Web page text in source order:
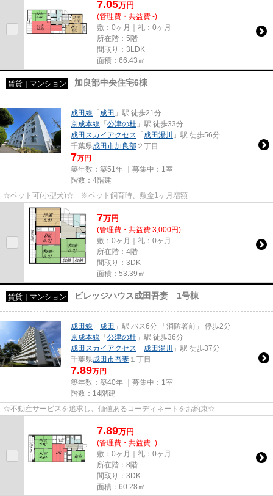
7.05万円
(管理費・共益費 -)
敷：0ヶ月｜礼：0ヶ月
所在階：5階
間取り：3LDK
面積：66.43㎡
賃貸｜マンション 加良部中央住宅6棟
成田線 「成田 」駅 徒歩21分
京成本線 「公津の杜 」駅 徒歩33分
成田スカイアクセス
「成田湯川
」駅 徒歩56分
千葉県成田市加良部 ２丁目
7万円
築年数：築51年 ｜募集中： 1室
階数：4階建
☆ペット可(小型犬)☆ ※ペット飼育時、敷金1ヶ月増額
7万円
(管理費・共益費 3,000円)
敷：0ヶ月｜礼：0ヶ月
所在階：4階
間取り：3DK
面積：53.39㎡
賃貸｜マンション ビレッジハウス成田吾妻 1号棟
成田線 「成田 」駅 バス6分 「消防署前」 停歩2分
京成本線 「公津の杜 」駅 徒歩36分
成田スカイアクセス
「成田湯川
」駅 徒歩37分
千葉県成田市吾妻 １丁目
7.89万円
築年数：築40年 ｜募集中： 1室
階数：14階建
☆不動産サービスを追求し、価値あるコーディネートをお約束☆
7.89万円
(管理費・共益費 -)
敷：0ヶ月｜礼：0ヶ月
所在階：8階
間取り：3DK
面積：60.28㎡